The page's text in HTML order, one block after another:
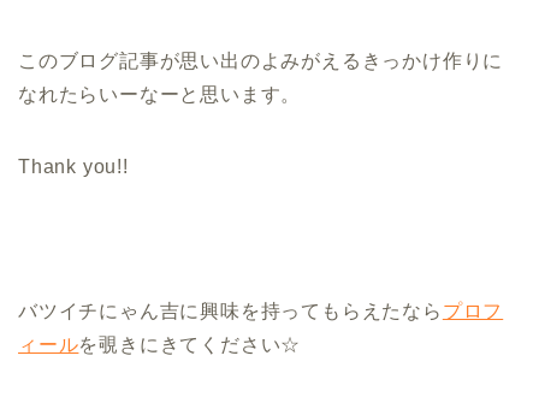
このブログ記事が思い出のよみがえるきっかけ作りに
なれたらいーなーと思います。
Thank you!!
バツイチにゃん吉に興味を持ってもらえたなら プロフ
ィールを覗きにきてください☆